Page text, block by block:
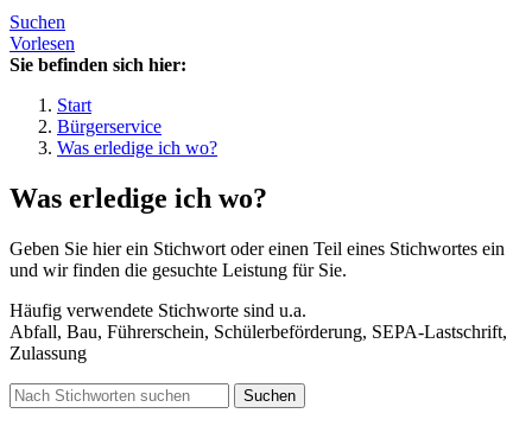
Suchen
Vorlesen
Sie befinden sich hier:
Start
Bürgerservice
Was erledige ich wo?
Was erledige ich wo?
Geben Sie hier ein Stichwort oder einen Teil eines Stichwortes ein
und wir finden die gesuchte Leistung für Sie.
Häufig verwendete Stichworte sind u.a.
Abfall, Bau, Führerschein, Schülerbeförderung, SEPA-Lastschrift,
Zulassung
Suchen